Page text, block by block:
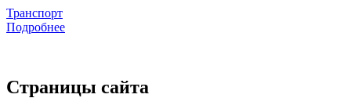
Транспорт
Подробнее
Страницы сайта